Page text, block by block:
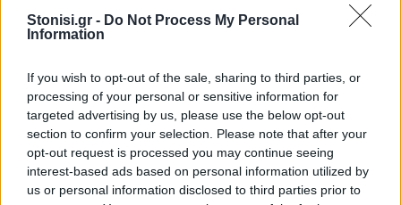
Stonisi.gr - Do Not Process My Personal
Information
If you wish to opt-out of the sale, sharing to third parties, or
processing of your personal or sensitive information for
targeted advertising by us, please use the below opt-out
section to confirm your selection. Please note that after your
opt-out request is processed you may continue seeing
interest-based ads based on personal information utilized by
us or personal information disclosed to third parties prior to
του Αναγνωστηρίου «Η
Ανάπτυξη» ανοίγει τις πόρτες της
ΧΩΡΙΑ
Το Ίππειος μοσχοβολά σύκο από
νωρίς φέτος
Η συγκομιδή ξεκίνησε νωρίτερα,
τα δέντρα είναι φορτωμένα και η
πλούσια παραγωγή αναδεικνύει